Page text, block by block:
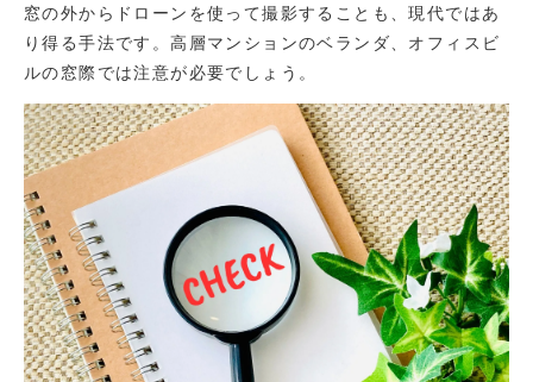
窓の外からドローンを使って撮影することも、現代ではあ
り得る手法です。高層マンションのベランダ、オフィスビ
ルの窓際では注意が必要でしょう。